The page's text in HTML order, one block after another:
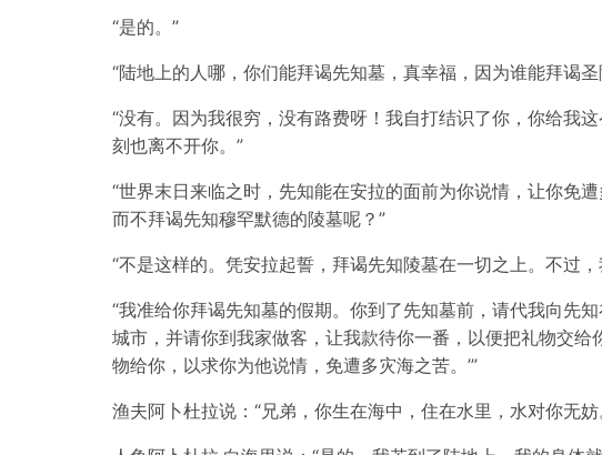
“是的。”
“陆地上的人哪，你们能拜谒先知墓，真幸福，因为谁能拜谒
“没有。因为我很穷，没有路费呀！我自打结识了你，你给我
刻也离不开你。”
“世界末日来临之时，先知能在安拉的面前为你说情，让你免
而不拜谒先知穆罕默德的陵墓呢？”
“不是这样的。凭安拉起誓，拜谒先知陵墓在一切之上。不过
“我准给你拜谒先知墓的假期。你到了先知墓前，请代我向先
城市，并请你到我家做客，让我款待你一番，以便把礼物交
物给你，以求你为他说情，免遭多灾海之苦。’”
渔夫阿卜杜拉说：“兄弟，你生在海中，住在水里，水对你无